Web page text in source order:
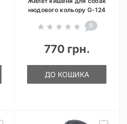
нюдового кольору G-124
0
770 грн.
ДО КОШИКА